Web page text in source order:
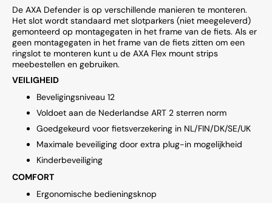
De AXA Defender is op verschillende manieren te monteren.
Het slot wordt standaard met slotparkers (niet meegeleverd)
gemonteerd op montagegaten in het frame van de fiets. Als er
geen montagegaten in het frame van de fiets zitten om een
ringslot te monteren kunt u de AXA Flex mount strips
meebestellen en gebruiken.
VEILIGHEID
Beveligingsniveau 12
Voldoet aan de Nederlandse ART 2 sterren norm
Goedgekeurd voor fietsverzekering in NL/FIN/DK/SE/UK
Maximale beveiliging door extra plug-in mogelijkheid
Kinderbeveiliging
COMFORT
Ergonomische bedieningsknop